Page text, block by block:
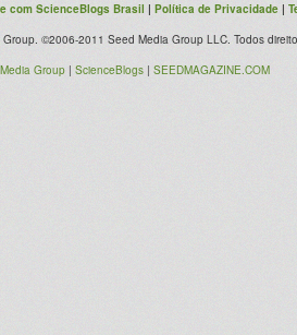
com ScienceBlogs Brasil | Política de Privacidade |
©2006-2011 Seed Media Group LLC. Todos
Group | ScienceBlogs | SEEDMAGAZINE.COM